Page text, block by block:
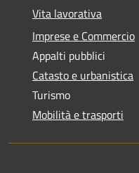
Vita lavorativa
Imprese e Commercio
Appalti pubblici
Catasto e urbanistica
Turismo
Mobilità e trasporti